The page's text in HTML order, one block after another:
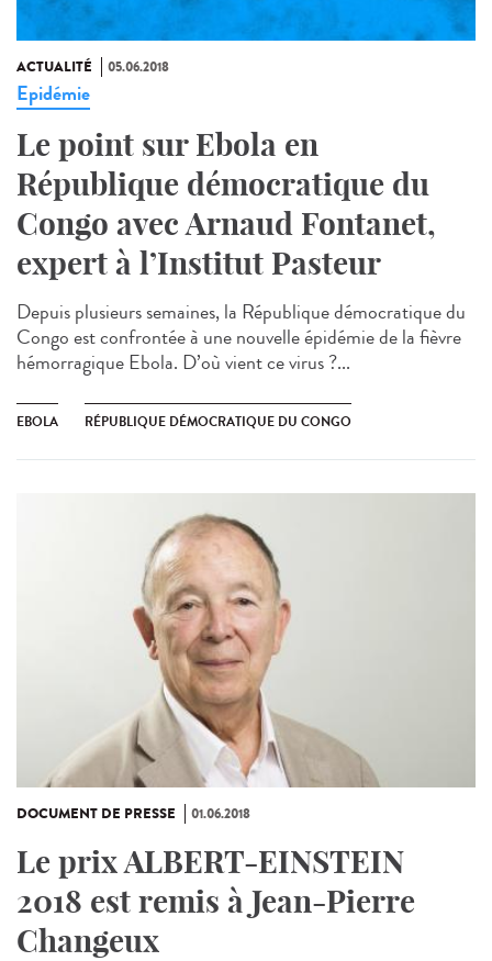
ACTUALITÉ 05.06.2018
Epidémie
Le point sur Ebola en
République démocratique du
Congo avec Arnaud Fontanet,
expert à l’Institut Pasteur
Depuis plusieurs semaines, la République démocratique du
Congo est confrontée à une nouvelle épidémie de la fièvre
hémorragique Ebola. D’où vient ce virus ?...
EBOLA RÉPUBLIQUE DÉMOCRATIQUE DU CONGO
DOCUMENT DE PRESSE 01.06.2018
Le prix ALBERT-EINSTEIN
2018 est remis à Jean-Pierre
Changeux